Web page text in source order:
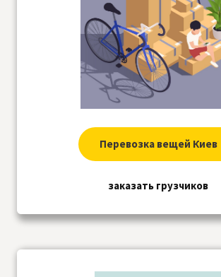
Перевозка вещей Киев
заказать грузчиков